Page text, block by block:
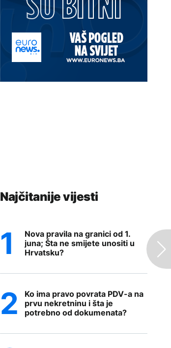
Najčitanije vijesti
Nova pravila na granici od 1.
juna; Šta ne smijete unositi u
Hrvatsku?
Ko ima pravo povrata PDV-a na
prvu nekretninu i šta je
potrebno od dokumenata?